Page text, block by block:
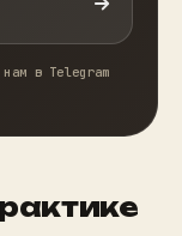
нам в Telegram